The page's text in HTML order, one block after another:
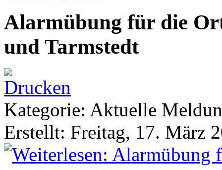
Alarmübung für die
und Tarmstedt
Kategorie: Aktuelle
Erstellt: Freitag, 17. März